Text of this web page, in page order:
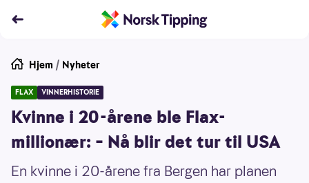
Hjem / Nyheter
FLAX VINNERHISTORIE
Kvinne i 20-årene ble Flax-
millionær: – Nå blir det tur til USA
En kvinne i 20-årene fra Bergen har planen